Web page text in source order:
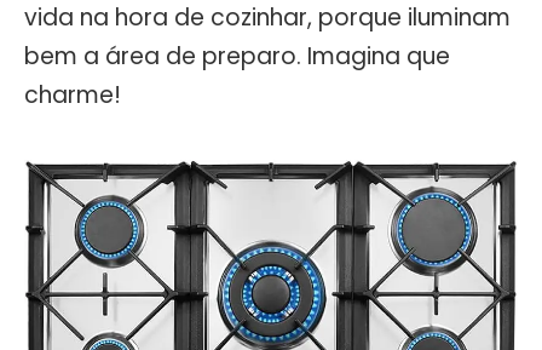
vida na hora de cozinhar, porque iluminam
bem a área de preparo. Imagina que
charme!